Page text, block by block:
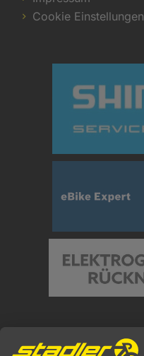
Cookie Einstellungen